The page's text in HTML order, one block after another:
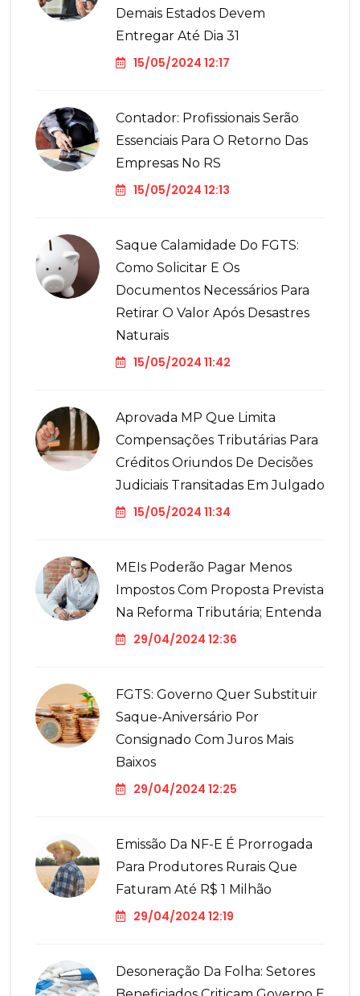
Demais Estados Devem
Entregar Até Dia 31
15/05/2024 12:17
Contador: Profissionais Serão
Essenciais Para O Retorno Das
Empresas No RS
15/05/2024 12:13
Saque Calamidade Do FGTS:
Como Solicitar E Os
Documentos Necessários Para
Retirar O Valor Após Desastres
Naturais
15/05/2024 11:42
Aprovada MP Que Limita
Compensações Tributárias Para
Créditos Oriundos De Decisões
Judiciais Transitadas Em Julgado
15/05/2024 11:34
MEIs Poderão Pagar Menos
Impostos Com Proposta Prevista
Na Reforma Tributária; Entenda
29/04/2024 12:36
FGTS: Governo Quer Substituir
Saque-Aniversário Por
Consignado Com Juros Mais
Baixos
29/04/2024 12:25
Emissão Da NF-E É Prorrogada
Para Produtores Rurais Que
Faturam Até R$ 1 Milhão
29/04/2024 12:19
Desoneração Da Folha: Setores